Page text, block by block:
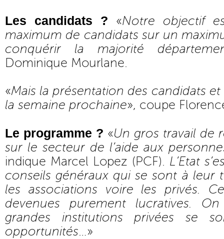
Les candidats ? «Notre objectif
maximum de candidats sur un
conquérir la majorité
Dominique Mourlane.
«Mais la présentation des candidats
la semaine prochaine», coupe
Le programme ? «Un gros travail de
sur le secteur de l’aide aux
indique Marcel Lopez (PCF). L’Etat
conseils généraux qui se sont à leur
les associations voire les privés.
devenues purement lucratives.
grandes institutions privées se
opportunités…»